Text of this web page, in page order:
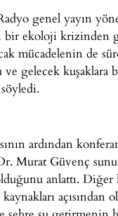
genel yayın
bir ekoloji krizinden
mücadelenin de
gelecek kuşaklara
ardından
Murat Güvenç
anlattı. Diğer